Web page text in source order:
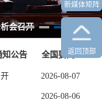
新媒体矩阵
返回顶部
会召开
知公告 全国要闻
更多
2026-08-07
2026-08-06